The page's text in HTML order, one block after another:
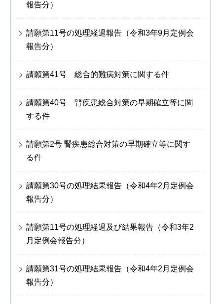
報告分）
請願第11号の処理経過報告（令和3年9月定例会
報告分）
請願第41号 総合的難病対策に関する件
請願第40号 腎疾患総合対策の早期確立等に関
する件
請願第2号 腎疾患総合対策の早期確立等に関す
る件
請願第30号の処理結果報告（令和4年2月定例会
報告分）
請願第11号の処理経過及び結果報告（令和3年2
月定例会報告分）
請願第31号の処理結果報告（令和4年2月定例会
報告分）